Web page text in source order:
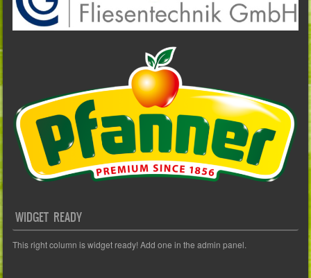
WIDGET READY
This right column is widget ready! Add one in the admin panel.